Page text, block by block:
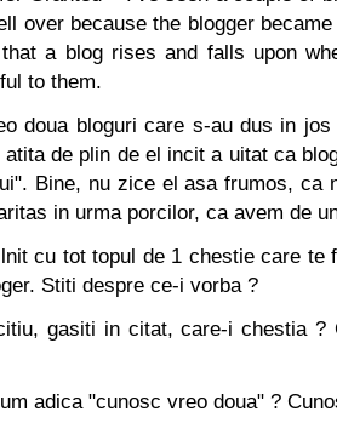
over because the blogger
a blog rises and falls upon
to them.
doua bloguri care s-au dus in
de plin de el incit a uitat ca
Bine, nu zice el asa frumos, ca
in urma porcilor, ca avem de
cu tot topul de 1 chestie care te
Stiti despre ce-i vorba ?
gasiti in citat, care-i chestia ?
adica "cunosc vreo doua" ?